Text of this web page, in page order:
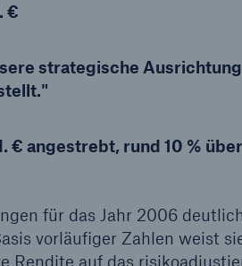
€
strategische
€ angestrebt, rund 10 %
für das Jahr 2006
vorläufiger Zahlen weist
Rendite auf das
in
bis zu
US